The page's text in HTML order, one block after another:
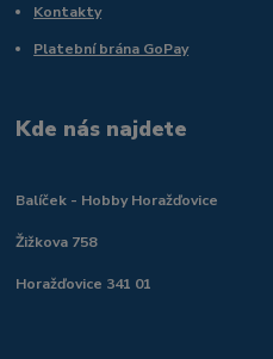
Kontakty
Platební brána GoPay
Kde nás najdete
Balíček - Hobby Horažďovice
Žižkova 758
Horažďovice 341 01